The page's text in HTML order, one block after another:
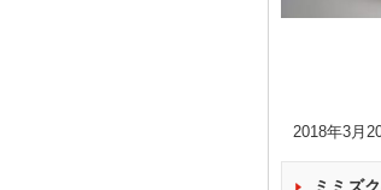
2018年3月